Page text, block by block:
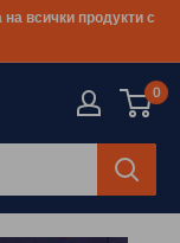
всички продукти с
0